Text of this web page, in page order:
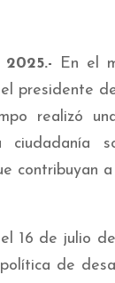
En el
presidente
realizó
contribuyan
16 de julio
de